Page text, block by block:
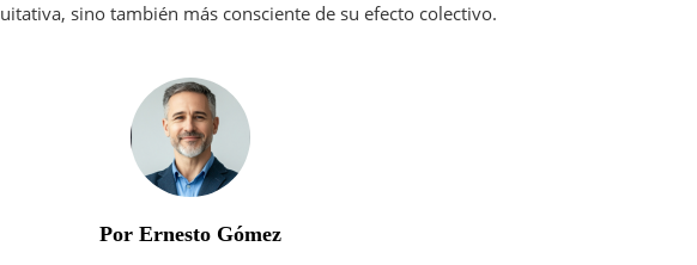
sino también más consciente de su efecto colectivo.
Por Ernesto Gómez